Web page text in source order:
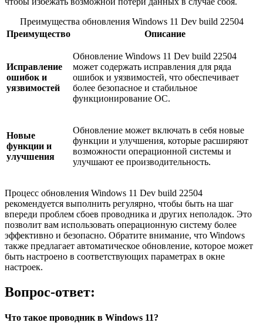
Преимущества обновления Windows 11 Dev build 22504
Преимущество
Описание
Исправление
ошибок и
уязвимостей
Обновление Windows 11 Dev build 22504
может содержать исправления для ряда
ошибок и уязвимостей, что обеспечивает
более безопасное и стабильное
функционирование ОС.
Новые
функции и
улучшения
Обновление может включать в себя новые
функции и улучшения, которые расширяют
возможности операционной системы и
улучшают ее производительность.
Процесс обновления Windows 11 Dev build 22504
рекомендуется выполнить регулярно, чтобы быть на шаг
впереди проблем сбоев проводника и других неполадок. Это
позволит вам использовать операционную систему более
эффективно и безопасно. Обратите внимание, что Windows
также предлагает автоматическое обновление, которое может
быть настроено в соответствующих параметрах в окне
настроек.
Вопрос-ответ:
Что такое проводник в Windows 11?